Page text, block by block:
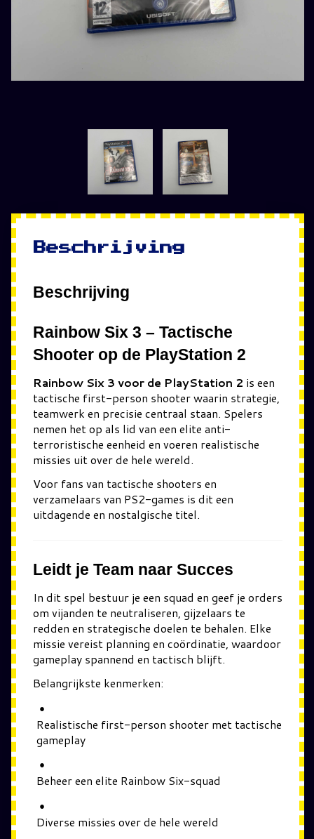
Beschrijving
Beschrijving
Rainbow Six 3 – Tactische
Shooter op de PlayStation 2
Rainbow Six 3 voor de PlayStation 2 is een
tactische first-person shooter waarin strategie,
teamwerk en precisie centraal staan. Spelers
nemen het op als lid van een elite anti-
terroristische eenheid en voeren realistische
missies uit over de hele wereld.
Voor fans van tactische shooters en
verzamelaars van PS2-games is dit een
uitdagende en nostalgische titel.
Leidt je Team naar Succes
In dit spel bestuur je een squad en geef je orders
om vijanden te neutraliseren, gijzelaars te
redden en strategische doelen te behalen. Elke
missie vereist planning en coördinatie, waardoor
gameplay spannend en tactisch blijft.
Belangrijkste kenmerken:
Realistische first-person shooter met tactische
gameplay
Beheer een elite Rainbow Six-squad
Diverse missies over de hele wereld